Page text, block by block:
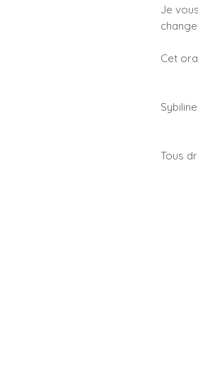
Je
Cet
Sybiline
Tous